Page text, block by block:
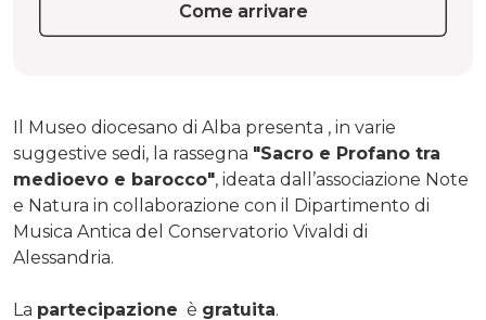
Il Museo diocesano di Alba presenta , in varie
suggestive sedi, la rassegna "Sacro e Profano tra
medioevo e barocco", ideata dall’associazione Note
e Natura in collaborazione con il Dipartimento di
Musica Antica del Conservatorio Vivaldi di
Alessandria.
La partecipazione è gratuita.
Come arrivare